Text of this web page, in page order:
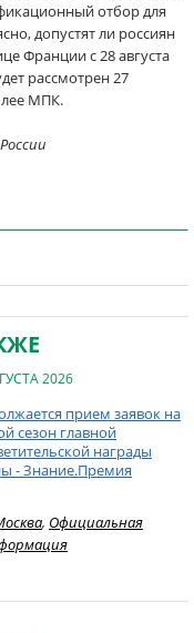
отбор для
допустят ли россиян
Франции с 28 августа
рассмотрен 27
МПК.
2026
прием заявок на
сезон главной
награды
- Знание.Премия
, Официальная